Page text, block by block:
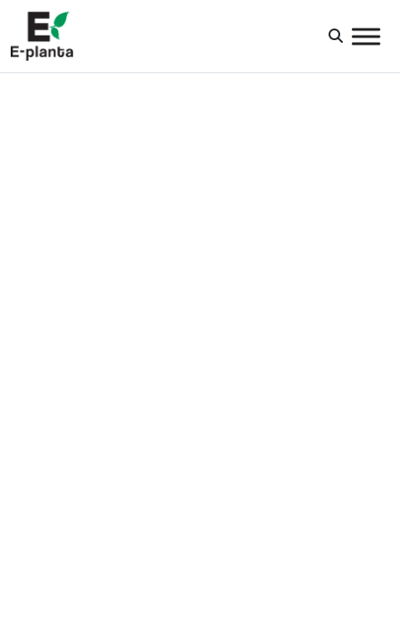
HUVUDNAVIGERING